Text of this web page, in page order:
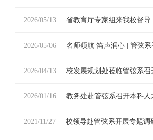
2026/05/13 省教育厅专家组来我校督导《创新创业
2026/05/06 名师领航 笛声润心 | 管弦系举办陈兆荣博士长笛专
2026/04/13 校发展规划处莅临管弦系召
2026/01/16 教务处赴管弦系召开本科人才
2021/11/27 校领导赴管弦系开展专题调研-